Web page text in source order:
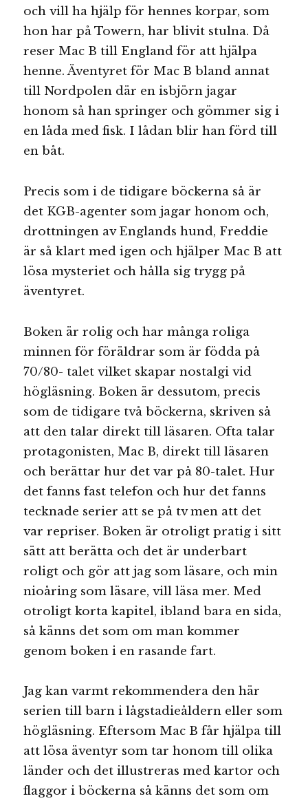
och vill ha hjälp för hennes korpar, som
hon har på Towern, har blivit stulna. Då
reser Mac B till England för att hjälpa
henne. Äventyret för Mac B bland annat
till Nordpolen där en isbjörn jagar
honom så han springer och gömmer sig i
en låda med fisk. I lådan blir han förd till
en båt.
Precis som i de tidigare böckerna så är
det KGB-agenter som jagar honom och,
drottningen av Englands hund, Freddie
är så klart med igen och hjälper Mac B att
lösa mysteriet och hålla sig trygg på
äventyret.
Boken är rolig och har många roliga
minnen för föräldrar som är födda på
70/80- talet vilket skapar nostalgi vid
högläsning. Boken är dessutom, precis
som de tidigare två böckerna, skriven så
att den talar direkt till läsaren. Ofta talar
protagonisten, Mac B, direkt till läsaren
och berättar hur det var på 80-talet. Hur
det fanns fast telefon och hur det fanns
tecknade serier att se på tv men att det
var repriser. Boken är otroligt pratig i sitt
sätt att berätta och det är underbart
roligt och gör att jag som läsare, och min
nioåring som läsare, vill läsa mer. Med
otroligt korta kapitel, ibland bara en sida,
så känns det som om man kommer
genom boken i en rasande fart.
Jag kan varmt rekommendera den här
serien till barn i lågstadieåldern eller som
högläsning. Eftersom Mac B får hjälpa till
att lösa äventyr som tar honom till olika
länder och det illustreras med kartor och
flaggor i böckerna så känns det som om